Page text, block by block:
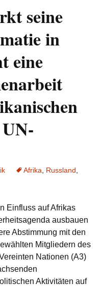
seine
in
eine
Afrika Russland
Einfluss auf Afrikas
ausbauen
Abstimmung mit den
Mitgliedern des
Nationen (A3)
Aktivitäten auf